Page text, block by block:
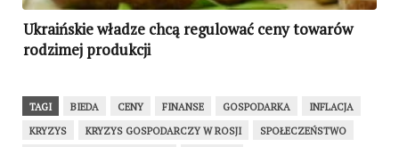
Ukraińskie władze chcą regulować ceny towarów
rodzimej produkcji
TAGI BIEDA CENY FINANSE GOSPODARKA
INFLACJA
KRYZYS
KRYZYS GOSPODARCZY W ROSJI
SPOŁECZEŃSTWO